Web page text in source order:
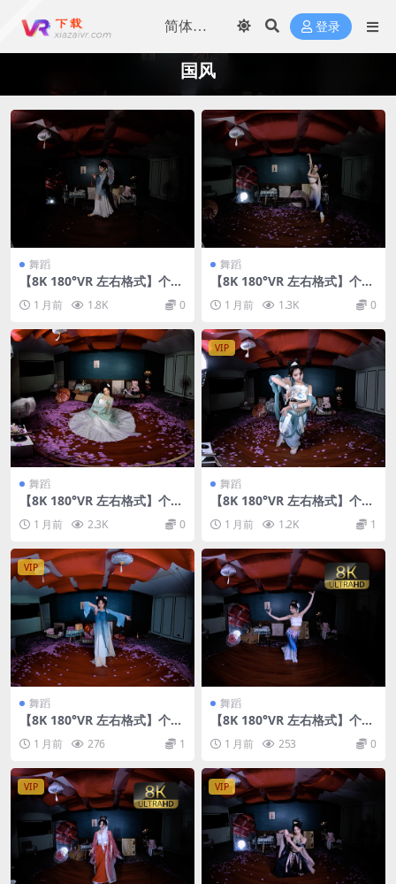
登录
国风
舞蹈
【8K 180°VR 左右格式】个人
1 月前 1.8K 0
舞蹈
【8K 180°VR 左右格式】个人
1 月前 1.3K 0
舞蹈
【8K 180°VR 左右格式】个人
1 月前 2.3K 0
VIP
舞蹈
【8K 180°VR 左右格式】个人
1 月前 1.2K 1
VIP
舞蹈
【8K 180°VR 左右格式】个人
1 月前 276 1
舞蹈
【8K 180°VR 左右格式】个人
1 月前 253 0
VIP VIP